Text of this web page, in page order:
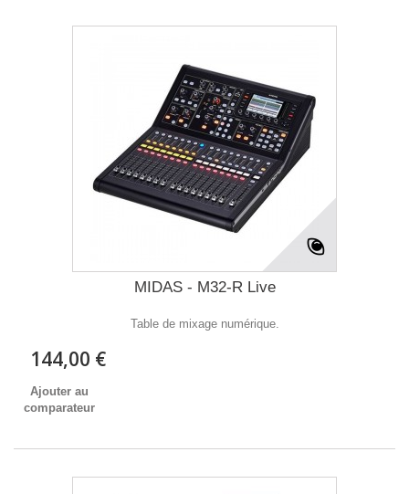
MIDAS - M32-R Live
Table de mixage numérique.
144,00 €
Ajouter au
comparateur